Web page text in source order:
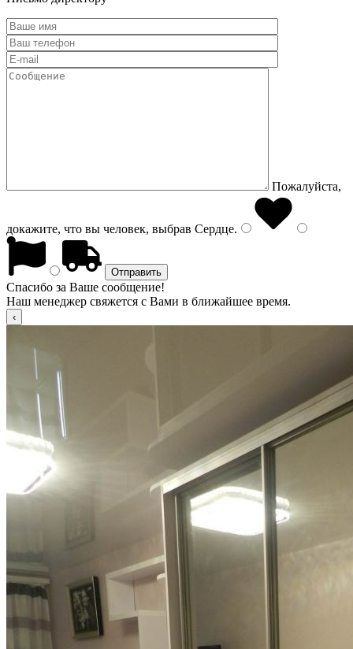
Пожалуйста,
докажите, что вы человек, выбрав Сердце.
Спасибо за Ваше сообщение!
Наш менеджер свяжется с Вами в ближайшее время.